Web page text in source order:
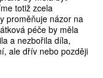
totiž zcela
proměňuje názor na
péče by měla
a nezbořila díla,
ale dřív nebo později